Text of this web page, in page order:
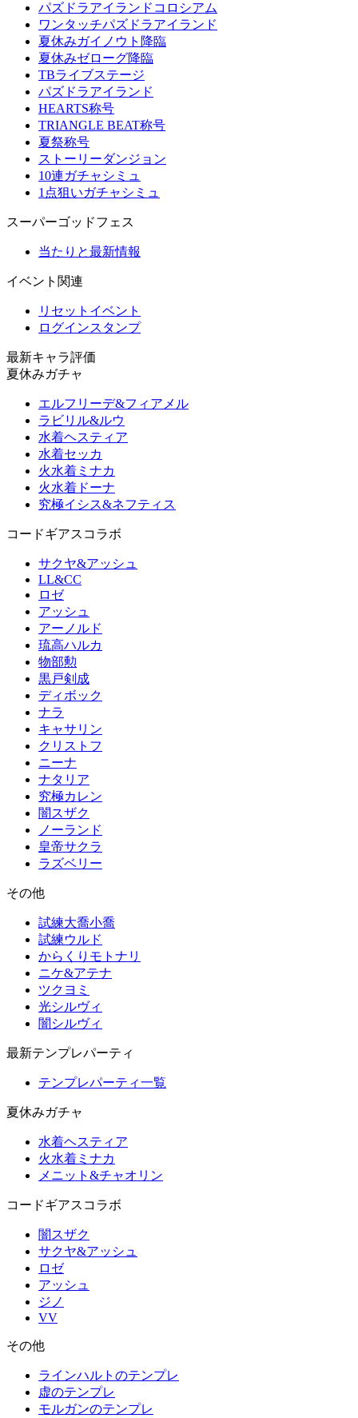
パズドラアイランドコロシアム
ワンタッチパズドラアイランド
夏休みガイノウト降臨
夏休みゼローグ降臨
TBライブステージ
パズドラアイランド
HEARTS称号
TRIANGLE BEAT称号
夏祭称号
ストーリーダンジョン
10連ガチャシミュ
1点狙いガチャシミュ
スーパーゴッドフェス
当たりと最新情報
イベント関連
リセットイベント
ログインスタンプ
最新キャラ評価
夏休みガチャ
エルフリーデ&フィアメル
ラビリル&ルウ
水着ヘスティア
水着セッカ
火水着ミナカ
火水着ドーナ
究極イシス&ネフティス
コードギアスコラボ
サクヤ&アッシュ
LL&CC
ロゼ
アッシュ
アーノルド
琉高ハルカ
物部勲
黒戸剣成
ディボック
ナラ
キャサリン
クリストフ
ニーナ
ナタリア
究極カレン
闇スザク
ノーランド
皇帝サクラ
ラズベリー
その他
試練大喬小喬
試練ウルド
からくりモトナリ
ニケ&アテナ
ツクヨミ
光シルヴィ
闇シルヴィ
最新テンプレパーティ
テンプレパーティ一覧
夏休みガチャ
水着ヘスティア
火水着ミナカ
メニット&チャオリン
コードギアスコラボ
闇スザク
サクヤ&アッシュ
ロゼ
アッシュ
ジノ
VV
その他
ラインハルトのテンプレ
虚のテンプレ
モルガンのテンプレ